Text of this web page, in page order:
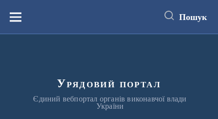
вмістуМеню Пошук
Урядовий портал
Єдиний вебпортал органів виконавчої влади
України